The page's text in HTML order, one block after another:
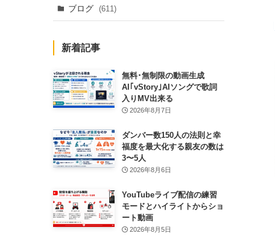
ブログ (611)
新着記事
無料･無制限の動画生成
AI｢vStory｣AIソングで歌詞
入りMV出来る
2026年8月7日
ダンバー数150人の法則と幸
福度を最大化する親友の数は
3〜5人
2026年8月6日
YouTubeライブ配信の練習
モードとハイライトからショ
ート動画
2026年8月5日